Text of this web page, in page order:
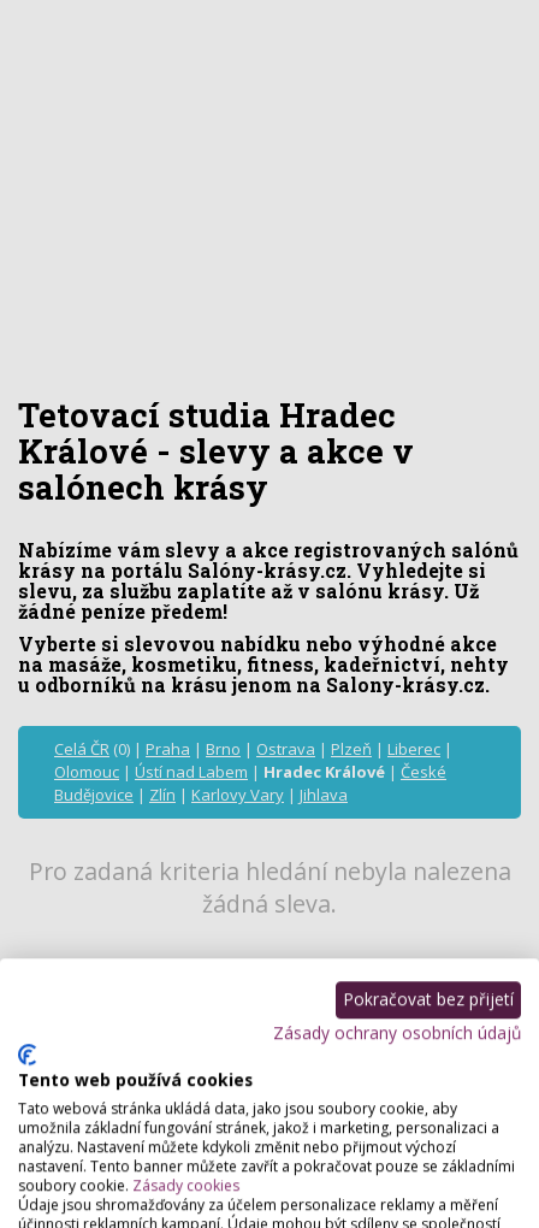
Tetovací studia Hradec
Králové - slevy a akce v
salónech krásy
Nabízíme vám slevy a akce registrovaných salónů
krásy na portálu Salóny-krásy.cz. Vyhledejte si
slevu, za službu zaplatíte až v salónu krásy. Už
žádné peníze předem!
Vyberte si slevovou nabídku nebo výhodné akce
na masáže, kosmetiku, fitness, kadeřnictví, nehty
u odborníků na krásu jenom na Salony-krásy.cz.
Celá ČR (0) | Praha | Brno | Ostrava | Plzeň | Liberec |
Olomouc | Ústí nad Labem | Hradec Králové | České
Budějovice | Zlín | Karlovy Vary | Jihlava
Pro zadaná kriteria hledání nebyla nalezena
žádná sleva.
Partneři webu
Pokračovat bez přijetí
Zásady ochrany osobních údajů
Tento web používá cookies
Tato webová stránka ukládá data, jako jsou soubory cookie, aby
umožnila základní fungování stránek, jakož i marketing, personalizaci a
analýzu. Nastavení můžete kdykoli změnit nebo přijmout výchozí
nastavení. Tento banner můžete zavřít a pokračovat pouze se základními
soubory cookie. Zásady cookies
Údaje jsou shromažďovány za účelem personalizace reklamy a měření
účinnosti reklamních kampaní. Údaje mohou být sdíleny se společností